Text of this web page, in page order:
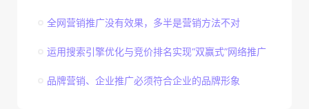
全网营销推广没有效果，多半是营销方法不对
运用搜索引擎优化与竞价排名实现“双赢式”网络推广
品牌营销、企业推广必须符合企业的品牌形象